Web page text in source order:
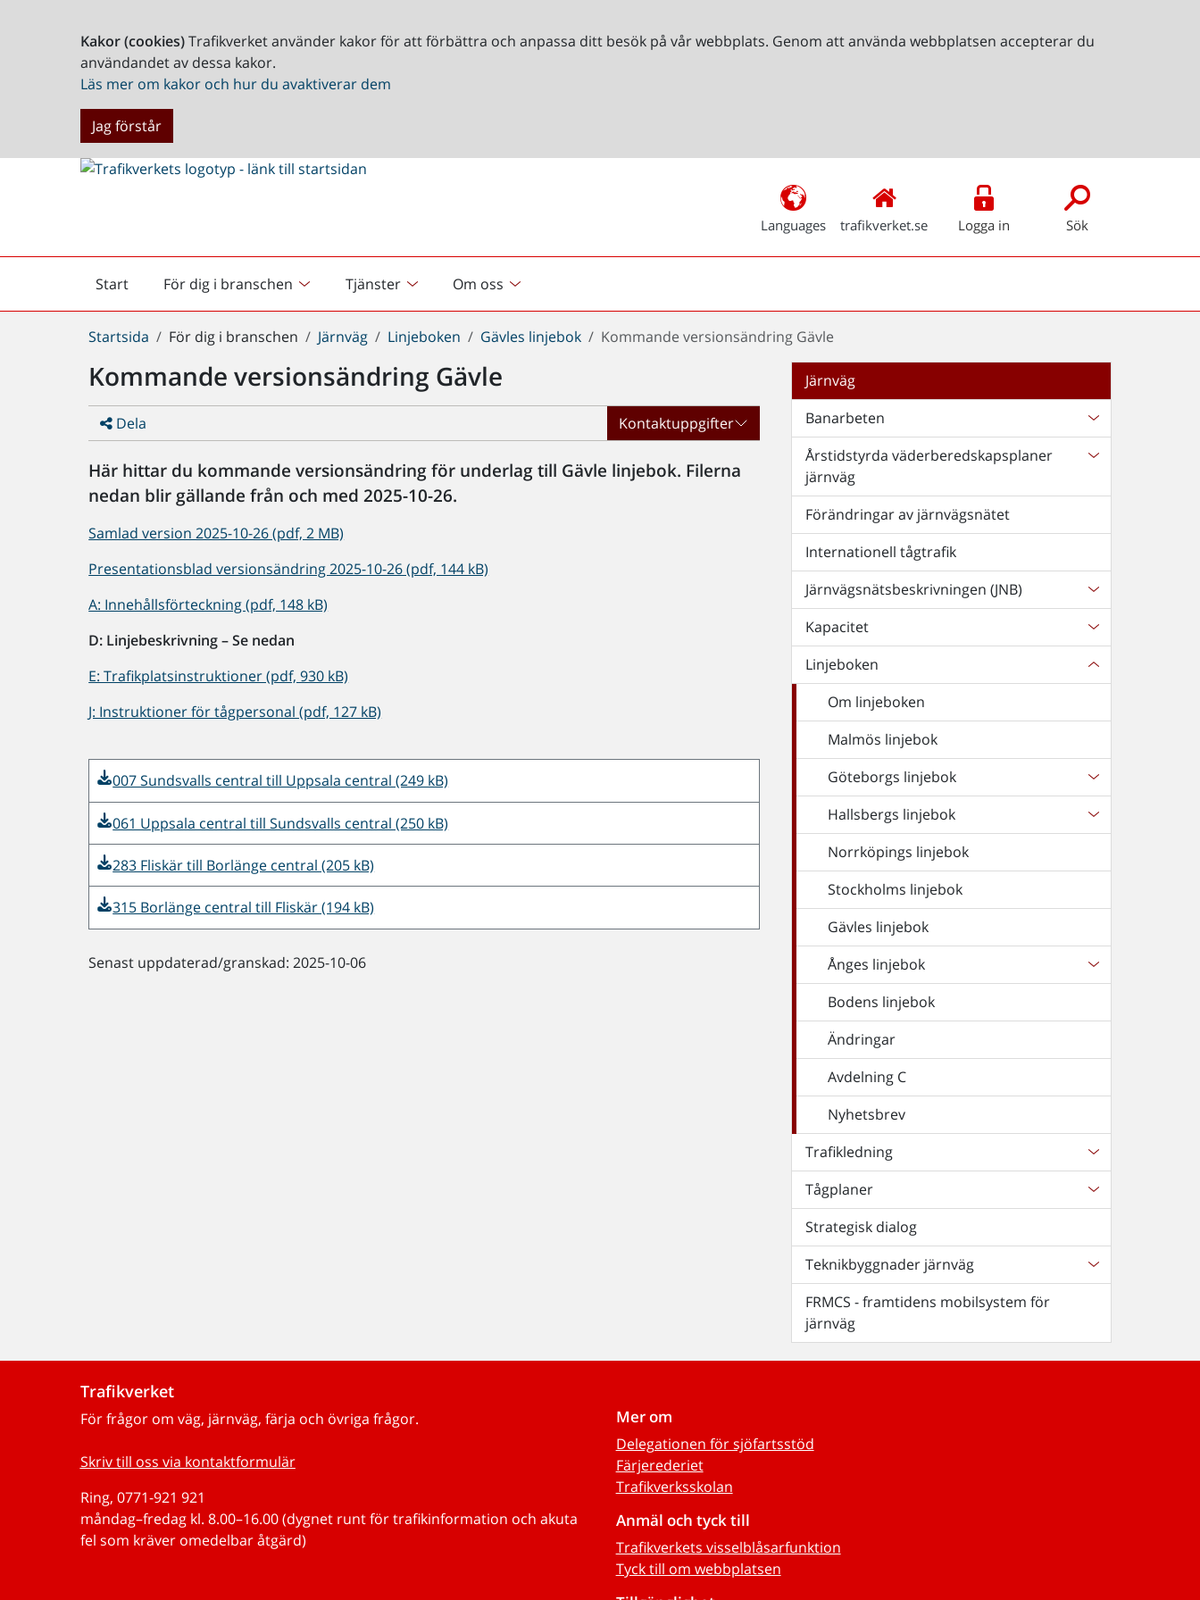
Kakor (cookies)Trafikverket använder kakor för att förbättra och anpassa ditt besök på vår webbplats. Genom att använda webbplatsen accepterar du
användandet av dessa kakor.
Läs mer om kakor och hur du avaktiverar dem
Jag förstår
Languages trafikverket.se Logga in Sök
Start
Startsida För dig i branschen Tjänster Om oss
Du
här:
Startsida För dig i branschen Järnväg Linjeboken Gävles linjebok Kommande versionsändring Gävle
Kommande versionsändring Gävle
Dela Kontaktuppgifter
Här hittar du kommande versionsändring för underlag till Gävle linjebok. Filerna
nedan blir gällande från och med 2025-10-26.
Samlad version 2025-10-26 (pdf, 2 MB)
Presentationsblad versionsändring 2025-10-26 (pdf, 144 kB)
A: Innehållsförteckning (pdf, 148 kB)
D: Linjebeskrivning – Se nedan
E: Trafikplatsinstruktioner (pdf, 930 kB)
J: Instruktioner för tågpersonal (pdf, 127 kB)
007 Sundsvalls central till Uppsala central (249 kB)
061 Uppsala central till Sundsvalls central (250 kB)
283 Fliskär till Borlänge central (205 kB)
315 Borlänge central till Fliskär (194 kB)
Senast uppdaterad/granskad: 2025-10-06
Järnväg
Banarbeten
Årstidstyrda väderberedskapsplaner
järnväg
Förändringar av järnvägsnätet
Internationell tågtrafik
Järnvägsnätsbeskrivningen (JNB)
Kapacitet
Linjeboken
Om linjeboken
Malmös linjebok
Göteborgs linjebok
Hallsbergs linjebok
Norrköpings linjebok
Stockholms linjebok
Gävles linjebok
Ånges linjebok
Bodens linjebok
Ändringar
Avdelning C
Nyhetsbrev
Trafikledning
Tågplaner
Strategisk dialog
Teknikbyggnader järnväg
FRMCS - framtidens mobilsystem för
järnväg
Trafikverket
För frågor om väg, järnväg, färja och övriga frågor.
Skriv till oss via kontaktformulär
Ring, 0771-921 921
måndag–fredag kl. 8.00–16.00 (dygnet runt för trafikinformation och akuta
fel som kräver omedelbar åtgärd)
Mer om
Delegationen för sjöfartsstöd
Färjerederiet
Trafikverksskolan
Anmäl och tyck till
Trafikverkets visselblåsarfunktion
Tyck till om webbplatsen